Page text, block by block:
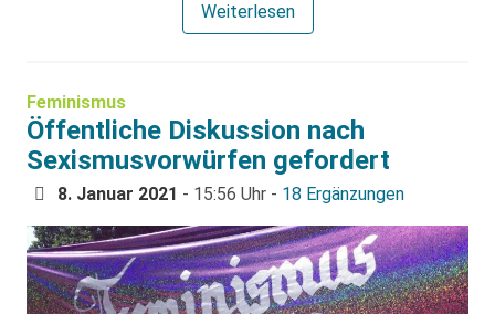
Weiterlesen
Feminismus
Öffentliche Diskussion nach
Sexismusvorwürfen gefordert
8. Januar 2021 - 15:56 Uhr - 18 Ergänzungen